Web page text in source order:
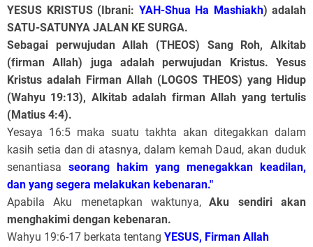
YESUS KRISTUS (Ibrani: YAH-Shua Ha Mashiakh) adalah
SATU-SATUNYA JALAN KE SURGA.
Sebagai perwujudan Allah (THEOS) Sang Roh, Alkitab
(firman Allah) juga adalah perwujudan Kristus. Yesus
Kristus adalah Firman Allah (LOGOS THEOS) yang Hidup
(Wahyu 19:13), Alkitab adalah firman Allah yang tertulis
(Matius 4:4).
Yesaya 16:5 maka suatu takhta akan ditegakkan dalam
kasih setia dan di atasnya, dalam kemah Daud, akan duduk
senantiasa seorang hakim yang menegakkan keadilan,
dan yang segera melakukan kebenaran."
Apabila Aku menetapkan waktunya, Aku sendiri akan
menghakimi dengan kebenaran.
Wahyu 19:6-17 berkata tentang YESUS, Firman Allah